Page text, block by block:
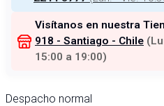
Visítanos en nuestra
918 - Santiago - Chile (
15:00 a 19:00)
Despacho normal